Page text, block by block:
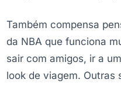
Também compensa
da NBA que funciona
sair com amigos, ir a
look de viagem. Outras